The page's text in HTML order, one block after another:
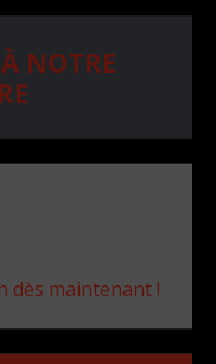
NOTRE
dès maintenant !